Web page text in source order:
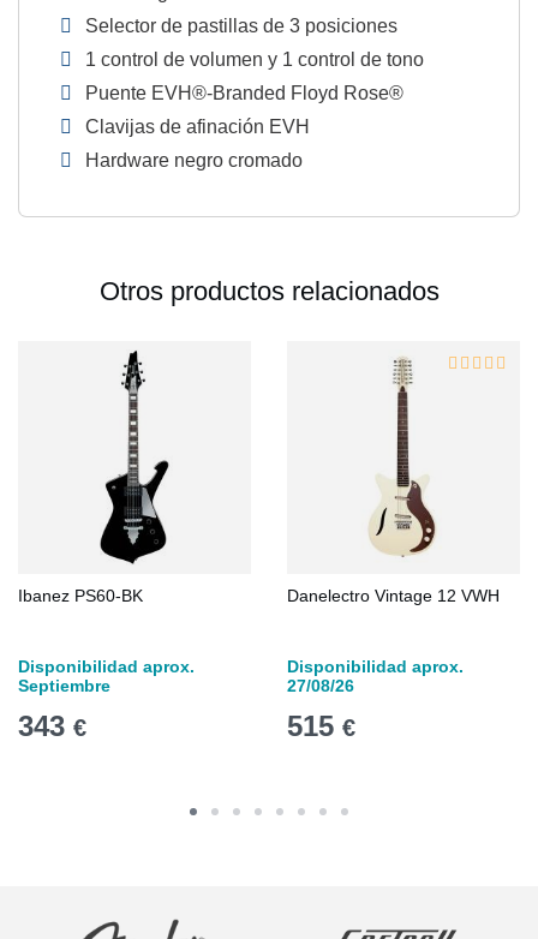
Selector de pastillas de 3 posiciones
1 control de volumen y 1 control de tono
Puente EVH®-Branded Floyd Rose®
Clavijas de afinación EVH
Hardware negro cromado
Otros productos relacionados
Ibanez PS60-BK
Disponibilidad aprox.
Septiembre
343 €
Danelectro Vintage 12 VWH
Disponibilidad aprox.
27/08/26
515 €